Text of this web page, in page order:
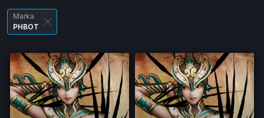
Marka
PHBOT